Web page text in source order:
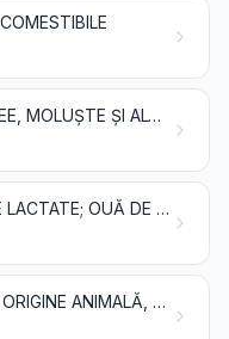
PEȘTI ȘI CRUSTACEE, MOLUȘTE ȘI ALTE NEVERTEBRATE ACVATICE
LAPTE ȘI PRODUSE LACTATE; OUĂ DE PĂSĂRI; MIERE NATURALĂ; PRODUSE COMESTIBILE DE ORIGINE ANIMALĂ, NEDENUMITE ȘI NECUPRINSE ÎN ALTĂ PARTE
ALTE PRODUSE DE ORIGINE ANIMALĂ, NEDENUMITE ȘI NECUPRINSE ÎN ALTĂ PARTE